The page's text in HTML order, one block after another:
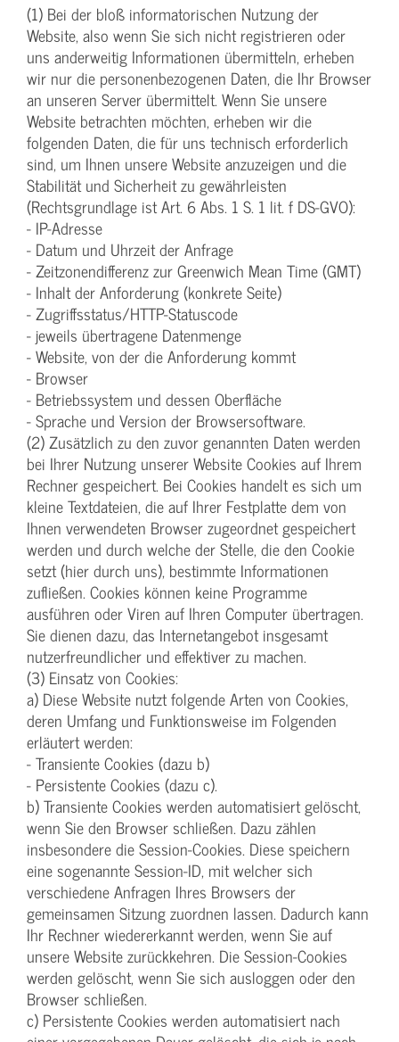
(1) Bei der bloß informatorischen Nutzung der
Website, also wenn Sie sich nicht registrieren oder
uns anderweitig Informationen übermitteln, erheben
wir nur die personenbezogenen Daten, die Ihr Browser
an unseren Server übermittelt. Wenn Sie unsere
Website betrachten möchten, erheben wir die
folgenden Daten, die für uns technisch erforderlich
sind, um Ihnen unsere Website anzuzeigen und die
Stabilität und Sicherheit zu gewährleisten
(Rechtsgrundlage ist Art. 6 Abs. 1 S. 1 lit. f DS-GVO):
- IP-Adresse
- Datum und Uhrzeit der Anfrage
- Zeitzonendifferenz zur Greenwich Mean Time (GMT)
- Inhalt der Anforderung (konkrete Seite)
- Zugriffsstatus/HTTP-Statuscode
- jeweils übertragene Datenmenge
- Website, von der die Anforderung kommt
- Browser
- Betriebssystem und dessen Oberfläche
- Sprache und Version der Browsersoftware.
(2) Zusätzlich zu den zuvor genannten Daten werden
bei Ihrer Nutzung unserer Website Cookies auf Ihrem
Rechner gespeichert. Bei Cookies handelt es sich um
kleine Textdateien, die auf Ihrer Festplatte dem von
Ihnen verwendeten Browser zugeordnet gespeichert
werden und durch welche der Stelle, die den Cookie
setzt (hier durch uns), bestimmte Informationen
zufließen. Cookies können keine Programme
ausführen oder Viren auf Ihren Computer übertragen.
Sie dienen dazu, das Internetangebot insgesamt
nutzerfreundlicher und effektiver zu machen.
(3) Einsatz von Cookies:
a) Diese Website nutzt folgende Arten von Cookies,
deren Umfang und Funktionsweise im Folgenden
erläutert werden:
- Transiente Cookies (dazu b)
- Persistente Cookies (dazu c).
b) Transiente Cookies werden automatisiert gelöscht,
wenn Sie den Browser schließen. Dazu zählen
insbesondere die Session-Cookies. Diese speichern
eine sogenannte Session-ID, mit welcher sich
verschiedene Anfragen Ihres Browsers der
gemeinsamen Sitzung zuordnen lassen. Dadurch kann
Ihr Rechner wiedererkannt werden, wenn Sie auf
unsere Website zurückkehren. Die Session-Cookies
werden gelöscht, wenn Sie sich ausloggen oder den
Browser schließen.
c) Persistente Cookies werden automatisiert nach